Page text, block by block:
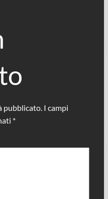
pubblicato. I campi
*